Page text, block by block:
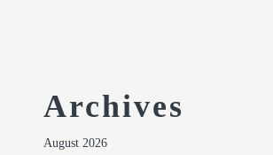
Archives
August 2026